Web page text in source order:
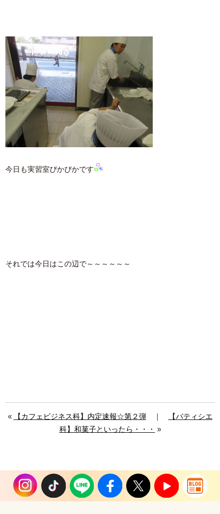
今日も実習室ぴかぴかです
それでは今日はこの辺で～～～～～～
« 【カフェビジネス科】内定速報☆第２弾｜
【パティシエ
科】和菓子といったら・・・
»